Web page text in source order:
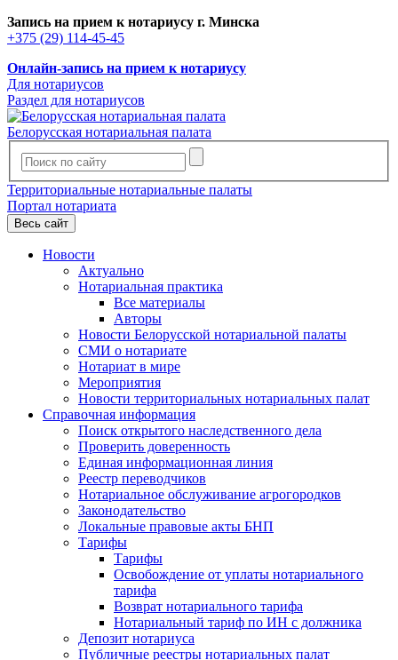
Запись на прием к нотариусу г. Минска
+375 (29) 114-45-45
Онлайн-запись на прием к нотариусу
Для нотариусов
Раздел для нотариусов
Белорусская нотариальная палата
Территориальные нотариальные палаты
Портал нотариата
Весь сайт
Новости
Актуально
Нотариальная практика
Все материалы
Авторы
Новости Белорусской нотариальной палаты
СМИ о нотариате
Нотариат в мире
Мероприятия
Новости территориальных нотариальных палат
Справочная информация
Поиск открытого наследственного дела
Проверить доверенность
Единая информационная линия
Реестр переводчиков
Нотариальное обслуживание агрогородков
Законодательство
Локальные правовые акты БНП
Тарифы
Тарифы
Освобождение от уплаты нотариального
тарифа
Возврат нотариального тарифа
Нотариальный тариф по ИН с должника
Депозит нотариуса
Публичные реестры нотариальных палат